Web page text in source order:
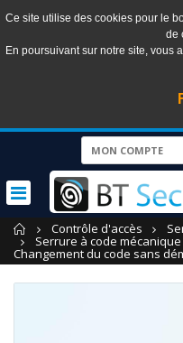
Ce site utilise des cookies pour le
de
En poursuivant sur notre site, vous
MON COMPTE
Accueil
Contrôle d'accès
Serrure à code
Changement du code sans